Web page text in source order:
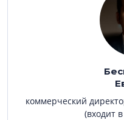
коммерческий
(входит